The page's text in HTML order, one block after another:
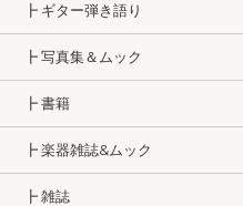
┣ ギター弾き語り
┣ 写真集＆ムック
┣ 書籍
┣ 楽器雑誌&ムック
┣ 雑誌